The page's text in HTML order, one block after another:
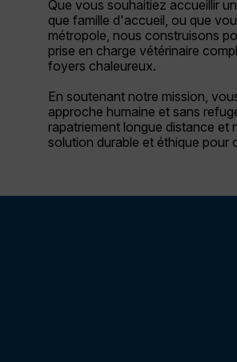
Que vous souhaitiez accueillir
que famille d'accueil, ou que
métropole, nous construisons
prise en charge vétérinaire
foyers chaleureux.
En soutenant notre mission,
approche humaine et sans
rapatriement longue distance
solution durable et éthique